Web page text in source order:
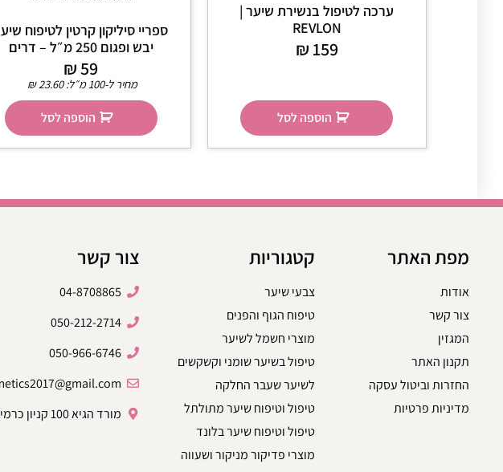
ערכה לטיפול בנשירת שיער |
REVLON
₪ 159
הוספה לסל
ספריי סיליקון קרטין לטיפוח
יבש ופגום 250 מ״ל – דרים
₪59
מחיר ל-100 מ״ל: ₪23.60
הוספה לסל
מפת האתר
אודות
צור קשר
המגזין
תקנון האתר
החזרות וביטול עסקה
מדיניות פרטיות
קטגוריות
צבעי שיער
טיפוח הגוף והפנים
מוצרי חשמל לשיער
טיפול בשיער שומני וקשקשים
לשיער שעבר החלקה
טיפול וטיפוח שיער מתולתל
טיפול וטיפוח שיער בלונד
מוצרי פדיקור מניקור ושעווה
צור קשר
04-8708865
050-212-2714
050-966-6746
מורד הגיא 100 קניון כרמיאל